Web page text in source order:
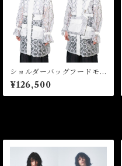
ショルダーバッグフードモ
ッズコート Shoulder Bag
Hood Mods Coat
¥126,500